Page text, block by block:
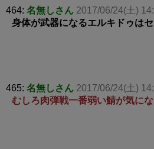
464: 名無しさん 2017/06/24(土)
身体が武器になるエルキドゥは
465: 名無しさん 2017/06/24(土)
むしろ肉弾戦一番弱い鯖が気に